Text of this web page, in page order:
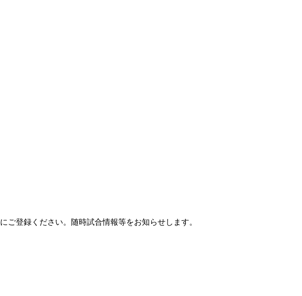
にご登録ください。随時試合情報等をお知らせします。